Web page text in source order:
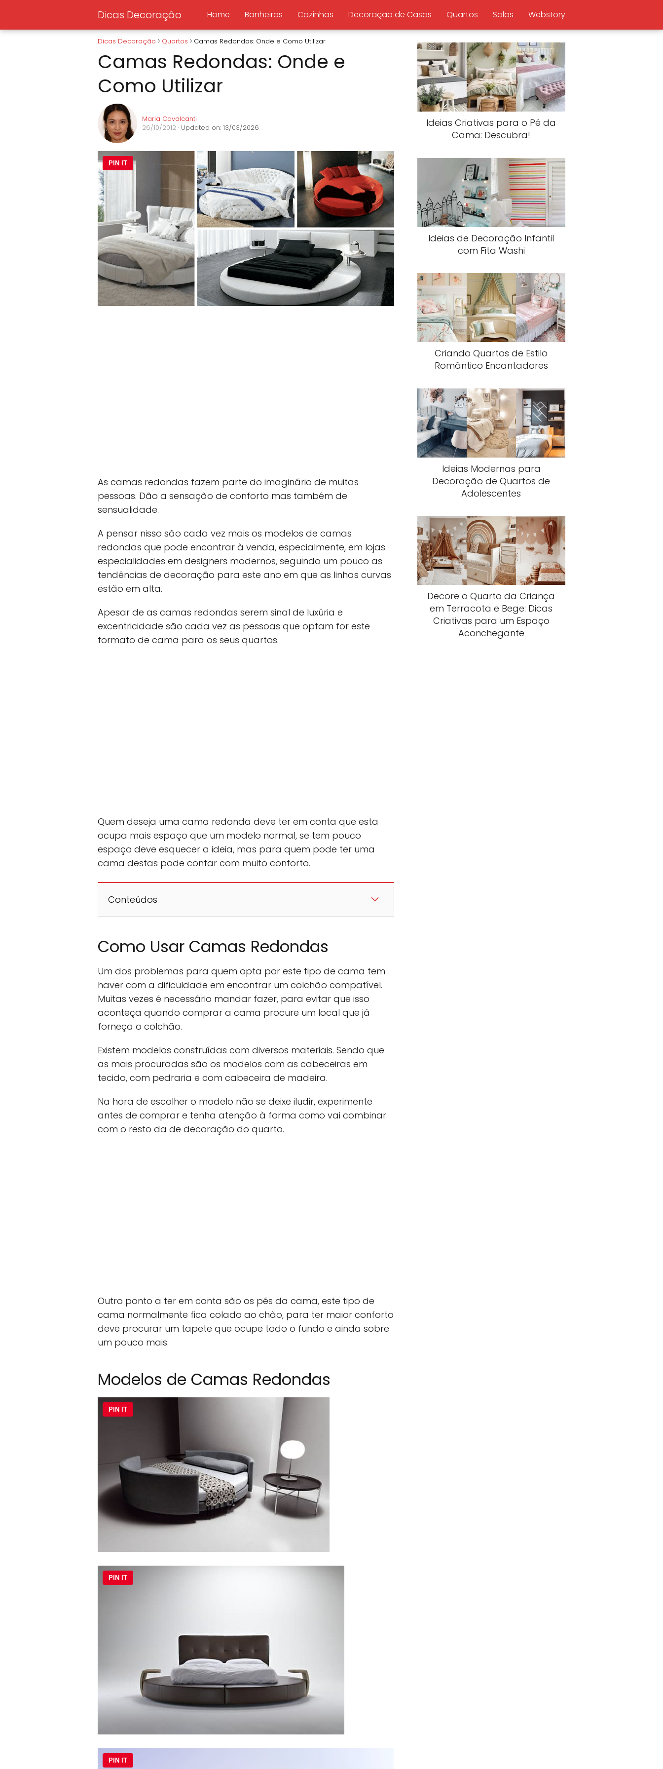
Dicas Decoração Home Banheiros Cozinhas Decoração de Casas Quartos Salas Webstory
Dicas Decoração Quartos Camas Redondas: Onde e Como Utilizar
Camas Redondas: Onde e
Como Utilizar
Maria Cavalcanti
26/10/2012 · Updated on: 13/03/2026
PIN IT
As camas redondas fazem parte do imaginário de muitas
pessoas. Dão a sensação de conforto mas também de
sensualidade.
A pensar nisso são cada vez mais os modelos de camas
redondas que pode encontrar à venda, especialmente, em lojas
especialidades em designers modernos, seguindo um pouco as
tendências de decoração para este ano em que as linhas curvas
estão em alta.
Apesar de as camas redondas serem sinal de luxúria e
excentricidade são cada vez as pessoas que optam for este
formato de cama para os seus quartos.
Quem deseja uma cama redonda deve ter em conta que esta
ocupa mais espaço que um modelo normal, se tem pouco
espaço deve esquecer a ideia, mas para quem pode ter uma
cama destas pode contar com muito conforto.
Conteúdos
Como Usar Camas Redondas
Um dos problemas para quem opta por este tipo de cama tem
haver com a dificuldade em encontrar um colchão compatível.
Muitas vezes é necessário mandar fazer, para evitar que isso
aconteça quando comprar a cama procure um local que já
forneça o colchão.
Existem modelos construídas com diversos materiais. Sendo que
as mais procuradas são os modelos com as cabeceiras em
tecido, com pedraria e com cabeceira de madeira.
Na hora de escolher o modelo não se deixe iludir, experimente
antes de comprar e tenha atenção à forma como vai combinar
com o resto da de decoração do quarto.
Outro ponto a ter em conta são os pés da cama, este tipo de
cama normalmente fica colado ao chão, para ter maior conforto
deve procurar um tapete que ocupe todo o fundo e ainda sobre
um pouco mais.
Modelos de Camas Redondas
PIN IT
PIN IT
PIN IT
Ideias Criativas para o Pé da
Cama: Descubra!
Ideias de Decoração Infantil
com Fita Washi
Criando Quartos de Estilo
Romântico Encantadores
Ideias Modernas para
Decoração de Quartos de
Adolescentes
Decore o Quarto da Criança
em Terracota e Bege: Dicas
Criativas para um Espaço
Aconchegante